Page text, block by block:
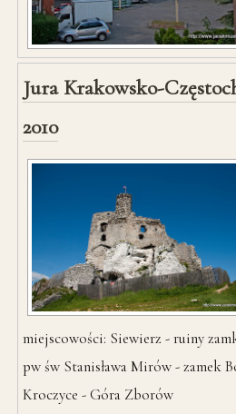
Jura Krakowsko-
2010
miejscowości: Siewierz - ruiny
pw św Stanisława Mirów - zamek
Kroczyce - Góra Zborów